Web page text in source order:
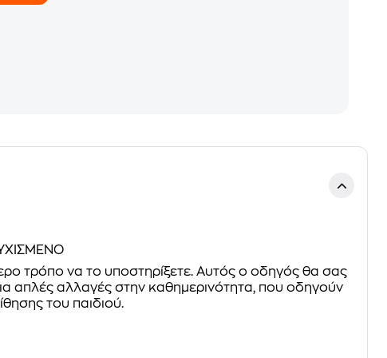
τρόπο να το υποστηρίξετε. Αυτός ο οδηγός θα σας
απλές αλλαγές στην καθηµερινότητα, που οδηγούν
του παιδιού.